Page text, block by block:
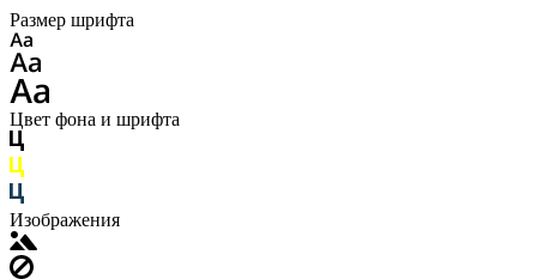
Размер шрифта
Цвет фона и шрифта
Изображения